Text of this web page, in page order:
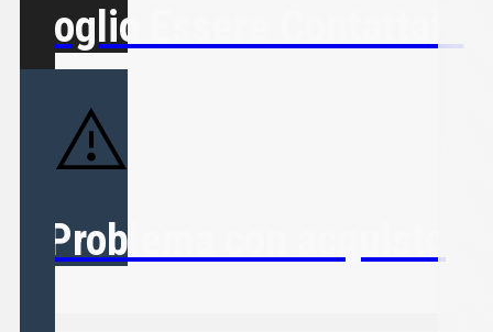
Voglio Essere Contattato
Problema con acquisto